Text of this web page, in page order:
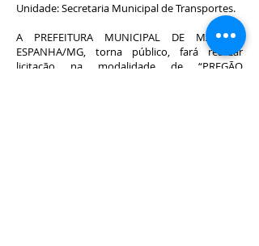
Unidade: Secretaria Municipal de Transportes.
A PREFEITURA MUNICIPAL DE MAR DE
ESPANHA/MG, torna público, fará realizar
licitação na modalidade de “PREGÃO